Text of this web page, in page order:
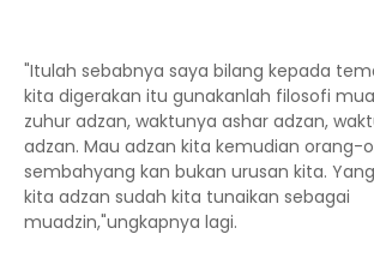
"Itulah sebabnya saya bilang kepada
kita digerakan itu gunakanlah filosofi
zuhur adzan, waktunya ashar adzan,
adzan. Mau adzan kita kemudian orang-
sembahyang kan bukan urusan kita.
kita adzan sudah kita tunaikan sebagai
muadzin,"ungkapnya lagi.